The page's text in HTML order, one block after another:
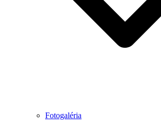
Fotogaléria